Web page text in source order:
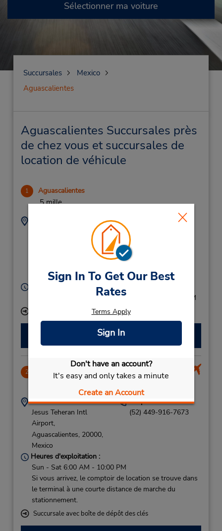
Sign In To Get Our Best
Rates
Terms Apply
Sign In
Don't have an account?
It's easy and only takes a minute
Create an Account
Sélectionner ma voiture
Succursales
Mexico
Aguascalientes
Aguascalientes Succursales près
de chez vous et succursales de
location de véhicule
1 Aguascalientes
.5 mille
Adresse :
Local 7, Zona Centro,
Mexico
(52) 449-915-8882
Heures d'exploitation :
Mon - Fri 9:00 AM - 7:00 PM; Sat 9:00 AM - 2:00 PM
Succursale avec boîte de dépôt des clés
Faire une réservation
2 Jesus Teheran Intl Airport
Adresse :
Jesus Teheran Intl
Airport,
Aguascalientes, 20000,
Mexico
Téléphone :
(52) 449-916-7673
Heures d'exploitation :
Sun - Sat 6:00 AM - 10:00 PM
Si vous arrivez, le comptoir de location se trouve dans
le terminal à une courte distance de marche du
stationnement.
Succursale avec boîte de dépôt des clés